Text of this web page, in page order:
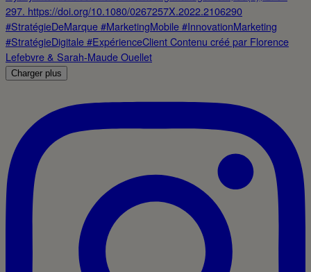
Charger plus